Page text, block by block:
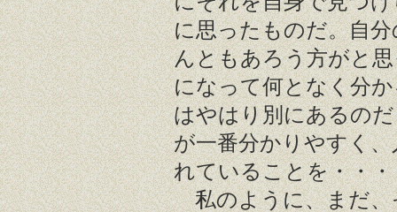
に思ったものだ。自
んともあろう方がと
になって何となく分
はやはり別にあるの
が一番分かりやすく
れていることを・・・
私のように、まだ、